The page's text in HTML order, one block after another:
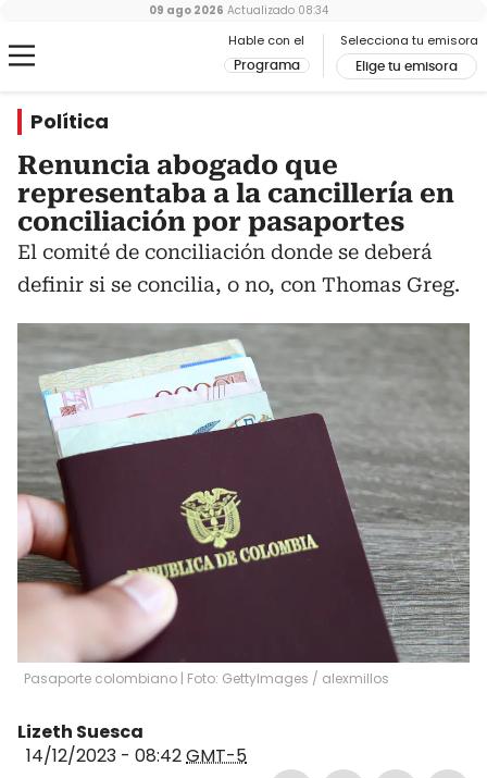
Hable con el
Programa
Selecciona tu emisora
Elige tu emisora
09 ago 2026 Actualizado 08:34
Política
Renuncia abogado que
representaba a la cancillería en
conciliación por pasaportes
El comité de conciliación donde se deberá
definir si se concilia, o no, con Thomas Greg.
Pasaporte colombiano | Foto: GettyImages / alexmillos
Lizeth Suesca
14/12/2023 - 08:42GMT-5